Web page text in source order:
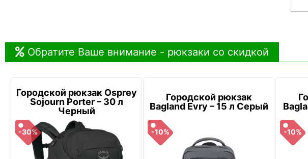
Обратите Ваше внимание - рюкзаки со скидкой
Городской рюкзак Osprey
Sojourn Porter – 30 л
Черный
-30%
Городской рюкзак
Bagland Evry – 15 л Серый
-10% -10%